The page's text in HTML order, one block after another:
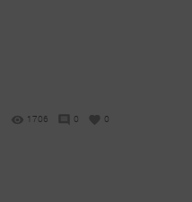
1706 0 0